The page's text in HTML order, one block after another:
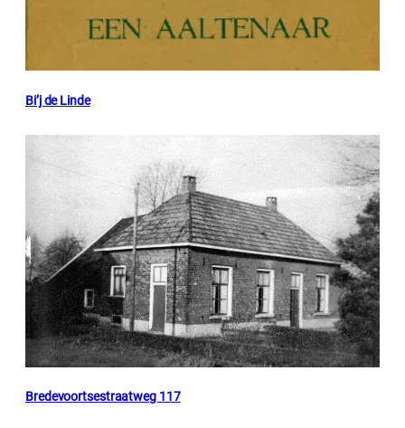
Bi’j de Linde
Bredevoortsestraatweg 117